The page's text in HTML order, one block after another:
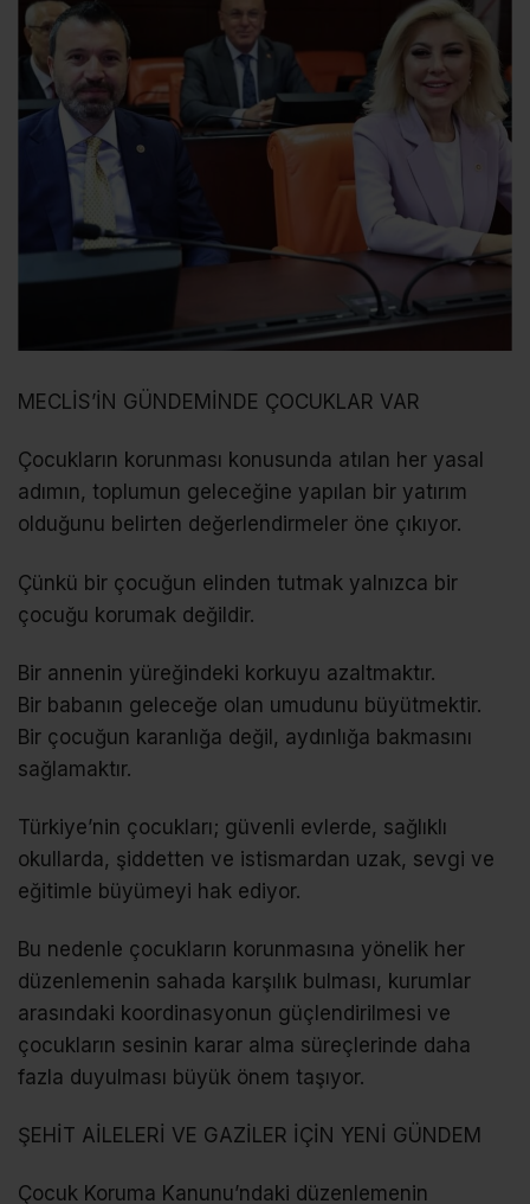
MECLİS’İN GÜNDEMİNDE ÇOCUKLAR VAR
Çocukların korunması konusunda atılan her yasal
adımın, toplumun geleceğine yapılan bir yatırım
olduğunu belirten değerlendirmeler öne çıkıyor.
Çünkü bir çocuğun elinden tutmak yalnızca bir
çocuğu korumak değildir.
Bir annenin yüreğindeki korkuyu azaltmaktır.
Bir babanın geleceğe olan umudunu büyütmektir.
Bir çocuğun karanlığa değil, aydınlığa bakmasını
sağlamaktır.
Türkiye’nin çocukları; güvenli evlerde, sağlıklı
okullarda, şiddetten ve istismardan uzak, sevgi ve
eğitimle büyümeyi hak ediyor.
Bu nedenle çocukların korunmasına yönelik her
düzenlemenin sahada karşılık bulması, kurumlar
arasındaki koordinasyonun güçlendirilmesi ve
çocukların sesinin karar alma süreçlerinde daha
fazla duyulması büyük önem taşıyor.
ŞEHİT AİLELERİ VE GAZİLER İÇİN YENİ GÜNDEM
Çocuk Koruma Kanunu’ndaki düzenlemenin